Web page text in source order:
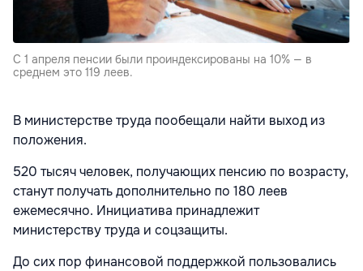
С 1 апреля пенсии были проиндексированы на 10% — в
среднем это 119 леев.
В министерстве труда пообещали найти выход из
положения.
520 тысяч человек, получающих пенсию по возрасту,
станут получать дополнительно по 180 леев
ежемесячно. Инициатива принадлежит
министерству труда и соцзащиты.
До сих пор финансовой поддержкой пользовались